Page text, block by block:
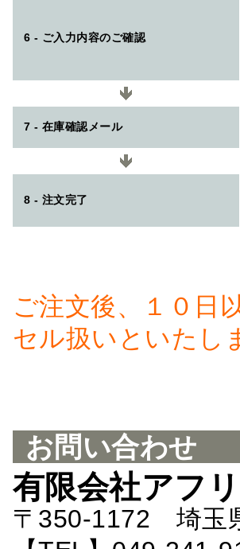
6 - ご入力内容のご確認
7 - 在庫確認メール
8 - 注文完了
ご注文後、１０日
セル扱いといたし
お問い合わせ
有限会社アフ
〒350-1172 埼玉